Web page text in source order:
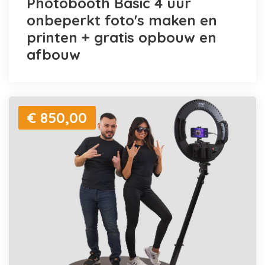
onbeperkt foto's maken en
printen + gratis opbouw en
afbouw
€ 850,00